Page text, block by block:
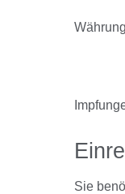
Sie